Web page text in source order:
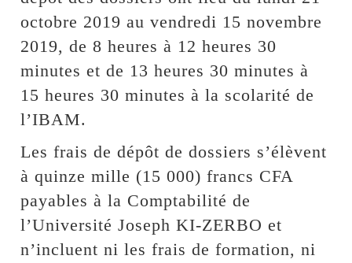
octobre 2019 au vendredi 15 novembre
2019, de 8 heures à 12 heures 30
minutes et de 13 heures 30 minutes à
15 heures 30 minutes à la scolarité de
l’IBAM.
Les frais de dépôt de dossiers s’élèvent
à quinze mille (15 000) francs CFA
payables à la Comptabilité de
l’Université Joseph KI-ZERBO et
n’incluent ni les frais de formation, ni